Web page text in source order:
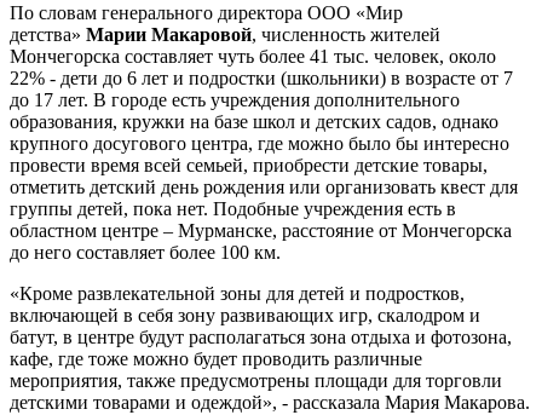
По словам генерального директора ООО «Мир
детства» Марии Макаровой, численность жителей
Мончегорска составляет чуть более 41 тыс. человек, около
22% - дети до 6 лет и подростки (школьники) в возрасте от 7
до 17 лет. В городе есть учреждения дополнительного
образования, кружки на базе школ и детских садов, однако
крупного досугового центра, где можно было бы интересно
провести время всей семьей, приобрести детские товары,
отметить детский день рождения или организовать квест для
группы детей, пока нет. Подобные учреждения есть в
областном центре – Мурманске, расстояние от Мончегорска
до него составляет более 100 км.
«Кроме развлекательной зоны для детей и подростков,
включающей в себя зону развивающих игр, скалодром и
батут, в центре будут располагаться зона отдыха и фотозона,
кафе, где тоже можно будет проводить различные
мероприятия, также предусмотрены площади для торговли
детскими товарами и одеждой», - рассказала Мария Макарова.